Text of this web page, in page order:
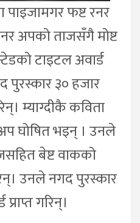
पाइजामगर फष्ट रनर
अपको ताजसँगै मोष्ट
टाइटल अवार्ड
पुरस्कार ३० हजार
म्याग्दीकै कविता
घोषित भइन् । उनले
बेष्ट वाकको
उनले नगद पुरस्कार
गरिन्।